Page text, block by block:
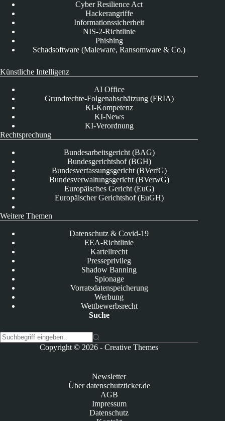
Cyber Resilience Act
Hackerangriffe
Informationssicherheit
NIS-2-Richtlinie
Phishing
Schadsoftware (Maleware, Ransomware & Co.)
Künstliche Intelligenz
AI Office
Grundrechte-Folgenabschätzung (FRIA)
KI-Kompetenz
KI-News
KI-Verordnung
Rechtsprechung
Bundesarbeitsgericht (BAG)
Bundesgerichtshof (BGH)
Bundesverfassungsgericht (BVerfG)
Bundesverwaltungsgericht (BVerwG)
Europäisches Gericht (EuG)
Europäischer Gerichtshof (EuGH)
Weitere Themen
Datenschutz & Covid-19
EEA-Richtlinie
Kartellrecht
Presseprivileg
Shadow Banning
Spionage
Vorratsdatenspeicherung
Werbung
Wettbewerbsrecht
Suche
Copyright © 2026 -Creative Themes
Newsletter
Über datenschutzticker.de
AGB
Impressum
Datenschutz